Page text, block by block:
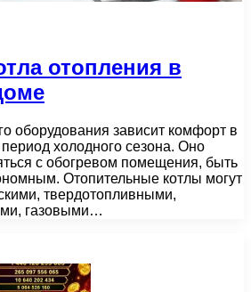
отопления в
оборудования зависит комфорт в
холодного сезона. Оно
с обогревом помещения, быть
Отопительные котлы могут
твердотопливными,
газовыми…